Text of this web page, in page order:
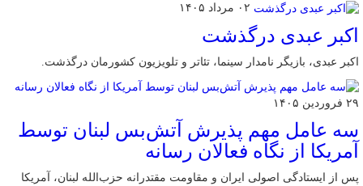
۰۲ مرداد ۱۴۰۵
اکبر عبدی درگذشت
اکبر عبدی، بازیگر نامدار سینما، تئاتر و تلویزیون کشورمان درگذشت.
۲۹ فروردین ۱۴۰۵
سه عامل مهم پذیرش آتش‌بس لبنان توسط
آمریکا از نگاه فعالان رسانه
پس از ایستادگی اصولی ایران و مقاومت مقتدرانه حزب‌الله لبنان، آمریکا